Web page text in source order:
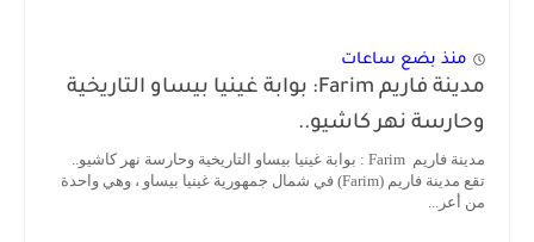
منذ بضع ساعات
مدينة فاريم Farim: بوابة غينيا بيساو التاريخية
وحارسة نهر كاشيو..
مدينة فاريم Farim : بوابة غينيا بيساو التاريخية وحارسة نهر كاشيو..
تقع مدينة فاريم (Farim) في شمال جمهورية غينيا بيساو ، وهي واحدة
من أعر...